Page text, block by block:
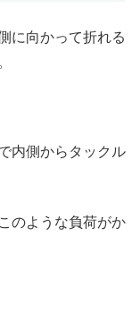
に向かって折れる
内側からタックル
のような負荷がか